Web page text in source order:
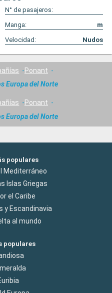
N° de pasajeros:
Manga:
m
Velocidad: Nudos
Ponant
Europa del Norte
Ponant
Europa del Norte
populares
Mediterráneo
Islas Griegas
el Caribe
y Escandinavia
al mundo
populares